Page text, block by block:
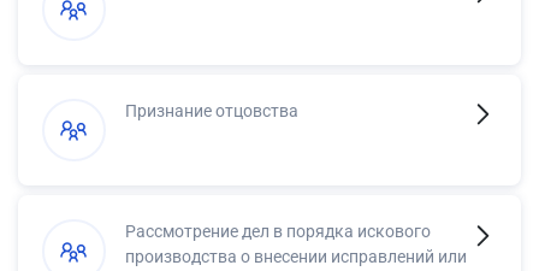
Признание отцовства
Рассмотрение дел в порядка искового
производства о внесении исправлений или